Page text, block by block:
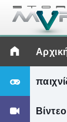
Βίντεο